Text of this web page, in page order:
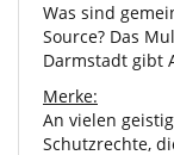
Was sind
Source? Das
Darmstadt gibt
Merke:
An vielen
Schutzrechte,